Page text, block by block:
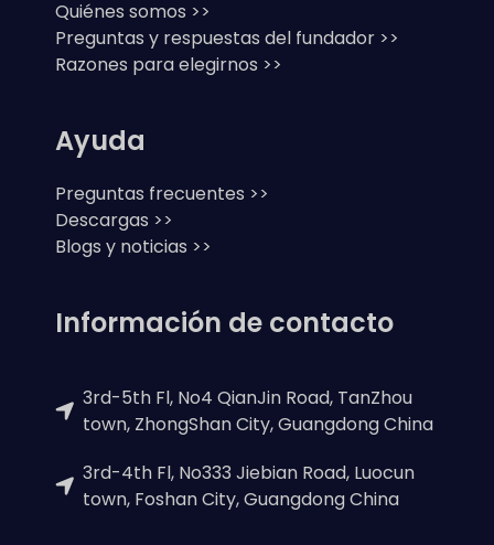
Quiénes somos >>
Preguntas y respuestas del fundador >>
Razones para elegirnos >>
Ayuda
Preguntas frecuentes >>
Descargas >>
Blogs y noticias >>
Información de contacto
3rd-5th Fl, No4 QianJin Road, TanZhou
town, ZhongShan City, Guangdong China
3rd-4th Fl, No333 Jiebian Road, Luocun
town, Foshan City, Guangdong China